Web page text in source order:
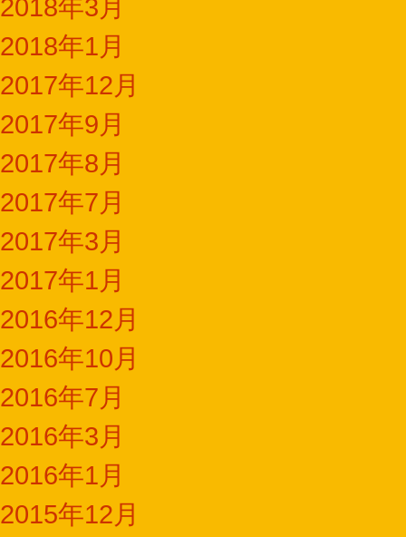
2018年3月
2018年1月
2017年12月
2017年9月
2017年8月
2017年7月
2017年3月
2017年1月
2016年12月
2016年10月
2016年7月
2016年3月
2016年1月
2015年12月